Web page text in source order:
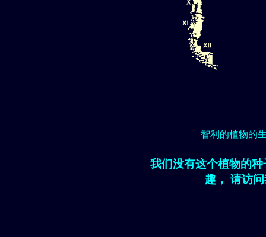
智利的植物的
我们没有这个植物的
趣， 请访